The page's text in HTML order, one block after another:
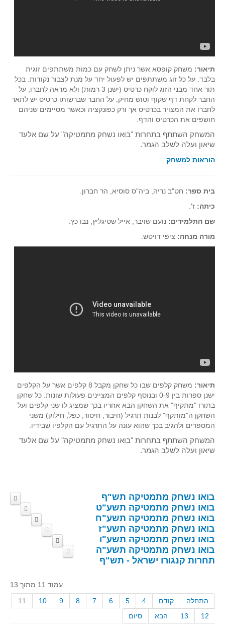
תיאור: משחק קופסא אשר ניתן לשחק עם כמות משתתפים זוגית
בלבד. על כל זוג משתתפים יש לפעול יחד על מנת לצבור נקודות. בכל
תור אחד מבני הזוג לוקח כרטיס (ישנן 3 רמות) ולא מראה לחברו, על
החבר לקחת דף שקוף וטוש מחיק, על החבר שברשותו כרטיס יש לתאר
לחברו את המצויר בכרטיס אך ורק כפונקציה וכאשר מסיימים שניהם
חושפים את הכרטיס והדף.
המשחק השתתף בתחרות "בואו נשחק מתמטיקה" על שם אלעד
שיאון ועלה לשלב הגמר.
הוראות למשחק
בית ספר: חט"ב נריה, ביה"ס סוסיא, הר חברון.
כיתה: ז'.
שם התלמידים: נועם שויבר, אייל שטיגליץ, נבו כץ.
מורה מנחה: ציפי דויטש.
תיאור:
משחק קלפים שבו כל שחקן מקבל 8 קלפים אשר על הקלפים
ישנן ספרות בין 0-9 ובנוסף קלפים המציינים פעולות שונות. כל שחקן
בתורו "מתקיף" את השחקן הבא אחריו בכך שמציג לו שני קלפים ועל
השחקן ה"מותקף" לבנות תרגיל (חיבור, חיסור, כפל, חילוק) משני
המספרים ולהגיב בכך שהוא עונה על התרגיל עם הקלפיו שבידיו.
המשחק השתתף בתחרות "בואו נשחק מתמטיקה" על שם אלעד
שיאון ועלה לשלב הגמר.
בואו נשחק מתמטיקה תש"ף
חדר בריחה תש"ף
משחקי אפליקציה תש"ף
משחקי קופסה תש"ף
בואו נשחק מתמטיקה תשע"ט
חדר בריחה תשע"ט
משחקי קופסה תשע"ט
משחקי מחשב תשע"ט
בואו נשחק מתמטיקה תשע"ח
חדר בריחה תשע"ח
משחקי מחשב תשע"ח
משחקי קופסה תשע"ח
בואו נשחק מתמטיקה תשע"ז
כיתה משחקת תשע"ז
משחקי מחשב תשע"ז
משחקי קופסה תשע"ז
בואו נשחק מתמטיקה תשע"ו
כיתה משחקת
משחקי מחשב
בואו נשחק מתמטיקה תשע"ה
משחקים שעלו לגמר התחרות וזכו
תחרות קנגורו ישראל - תש"ף
עמוד 11 מתוך 13
התחלה
קודם 4
5
6
7
8
9
10
11
12
13 הבא סיום